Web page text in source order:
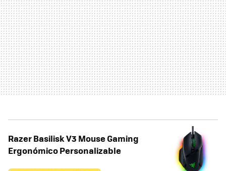
Razer Basilisk V3 Mouse Gaming
Ergonómico Personalizable